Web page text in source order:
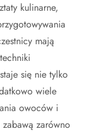
kulinarne,
mają
się nie tylko
wiele
owoców i
zarówno